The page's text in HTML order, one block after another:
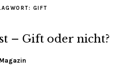
GIFT
– Gift oder nicht?
Magazin